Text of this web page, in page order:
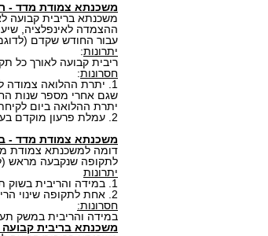
משכנתא צמודת מדד -
משכנתא בריבית קבועה
ההצמדה לאינפלציה, שיעור
עבור החודש שקדם (לדוגמא ב 15 למאי מפורסם עלית האנפלציה
יתרונות:
ריבית קבועה לאורך כל
חסרונות:
1. יתרת ההלואה צמודה למדד, במידה ושיעור המדד השנתי יהיה גבוה, יתכן
שגם אחרי מספר שנות
יתרת ההלואה ביום
2. עמלת פרעון מוקדם בעת סילוק.
משכנתא צמודת מדד -
דומה למשכנתא צמודת
לתקופה שנקבעה מראש
יתרונות
1. במידה והריבית בשוק תפחת, יפחת גם שיעור הריבית של המשכנתא.
2. אחת לתקופה שינוי הריבית ניתן גם לבצע פירעון מוקדם ללא קנסות.
חסרונות:
במידה והריבית במשק
משכנתא בריבית